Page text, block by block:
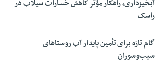
آبخیزداری، راهکار مؤثر کاهش خسارات سیلاب در
راسک
گام تازه برای تأمین پایدار آب روستاهای
سیب‌وسوران